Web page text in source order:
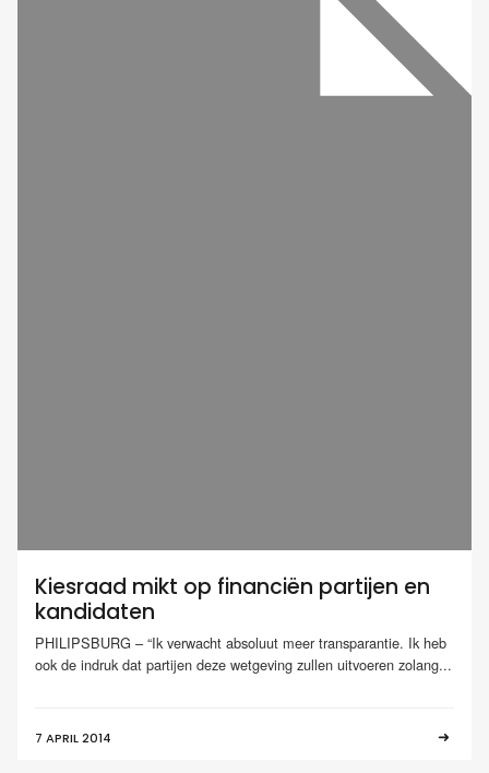
Kiesraad mikt op financiën partijen en
kandidaten
PHILIPSBURG – “Ik verwacht absoluut meer transparantie. Ik heb
ook de indruk dat partijen deze wetgeving zullen uitvoeren zolang...
7 APRIL 2014